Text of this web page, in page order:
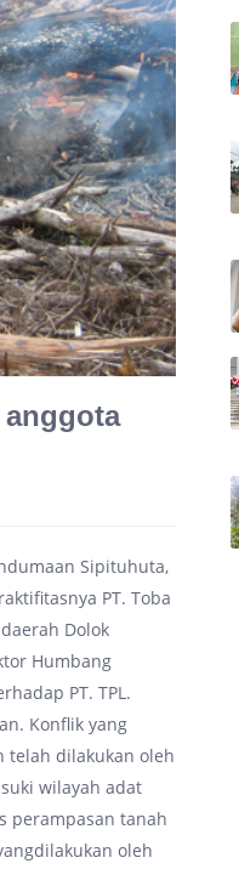
anggota
Sipituhuta,
PT. Toba
Dolok
Humbang
PT. TPL.
Konflik yang
telah dilakukan oleh
wilayah adat
perampasan tanah
oleh